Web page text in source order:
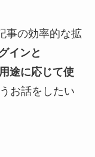
事の効率的な拡
インと
途に応じて使
お話をしたい